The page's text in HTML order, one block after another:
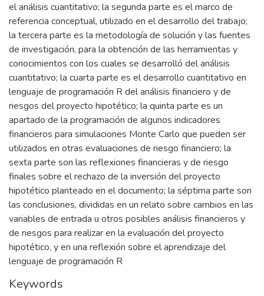
el análisis cuantitativo; la segunda parte es el marco de
referencia conceptual, utilizado en el desarrollo del trabajo;
la tercera parte es la metodología de solución y las fuentes
de investigación, para la obtención de las herramientas y
conocimientos con los cuales se desarrolló del análisis
cuantitativo; la cuarta parte es el desarrollo cuantitativo en
lenguaje de programación R del análisis financiero y de
riesgos del proyecto hipotético; la quinta parte es un
apartado de la programación de algunos indicadores
financieros para simulaciones Monte Carlo que pueden ser
utilizados en otras evaluaciones de riesgo financiero; la
sexta parte son las reflexiones financieras y de riesgo
finales sobre el rechazo de la inversión del proyecto
hipotético planteado en el documento; la séptima parte son
las conclusiones, divididas en un relato sobre cambios en las
variables de entrada u otros posibles análisis financieros y
de riesgos para realizar en la evaluación del proyecto
hipotético, y en una reflexión sobre el aprendizaje del
lenguaje de programación R
Keywords